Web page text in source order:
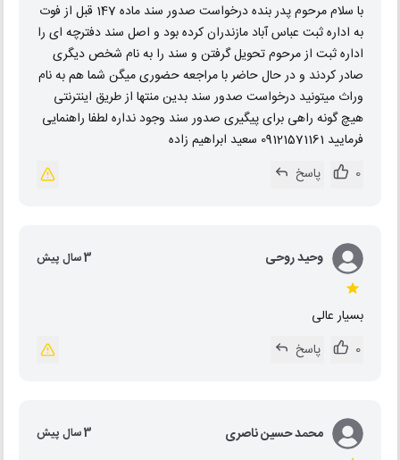
با سلام مرحوم پدر بنده درخواست صدور سند ماده 147 قبل از فوت
به اداره ثبت عباس آباد مازندران کرده بود و اصل سند دفترچه ای را
اداره ثبت از مرحوم تحویل گرفتن و سند را به نام شخص دیگری
صادر کردند و در حال حاضر با مراجعه حضوری میگن شما هم به نام
وراث میتونید درخواست صدور سند بدین منتها از طریق اینترنتی
هیچ گونه راهی برای پیگیری صدور سند وجود نداره لطفا راهنمایی
فرمایید 09121571161 سعید ابراهیم زاده
0
پاسخ
وحید روحی 3 سال پیش
بسیار عالی
0
پاسخ
محمد حسین ناصری 3 سال پیش